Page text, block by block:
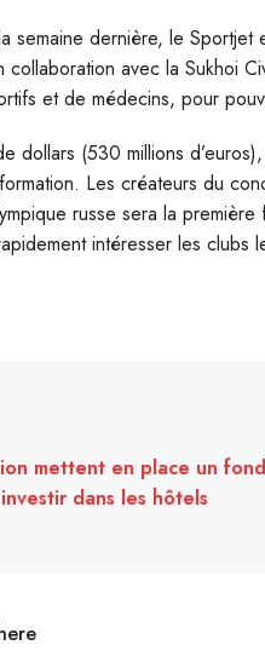
semaine dernière, le
collaboration avec la Sukhoi
et de médecins, pour
dollars (530 millions
Les créateurs du
russe sera la
intéresser les clubs
mettent en place un
dans les hôtels